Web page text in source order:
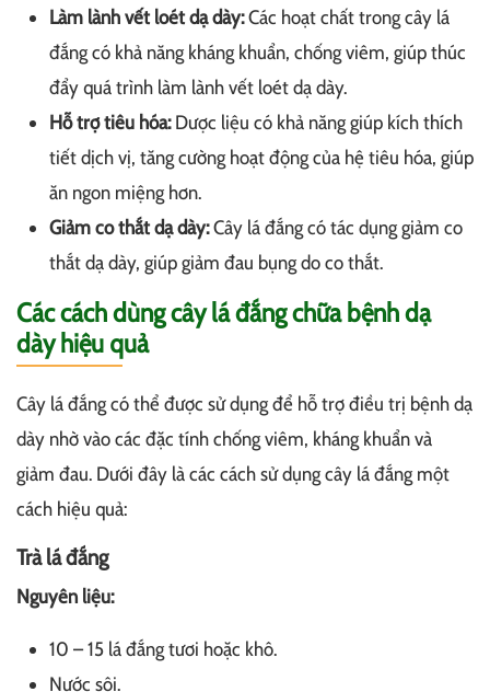
Làm lành vết loét dạ dày:Các hoạt chất trong cây lá
đắng có khả năng kháng khuẩn, chống viêm, giúp thúc
đẩy quá trình làm lành vết loét dạ dày.
Hỗ trợ tiêu hóa:Dược liệu có khả năng giúp kích thích
tiết dịch vị, tăng cường hoạt động của hệ tiêu hóa, giúp
ăn ngon miệng hơn.
Giảm co thắt dạ dày:Cây lá đắng có tác dụng giảm co
thắt dạ dày, giúp giảm đau bụng do co thắt.
Các cách dùng cây lá đắng chữa bệnh dạ
dày hiệu quả
Cây lá đắng có thể được sử dụng để hỗ trợ điều trị bệnh dạ
dày nhờ vào các đặc tính chống viêm, kháng khuẩn và
giảm đau. Dưới đây là các cách sử dụng cây lá đắng một
cách hiệu quả:
Trà lá đắng
Nguyên liệu:
10 – 15 lá đắng tươi hoặc khô.
Nước sôi.